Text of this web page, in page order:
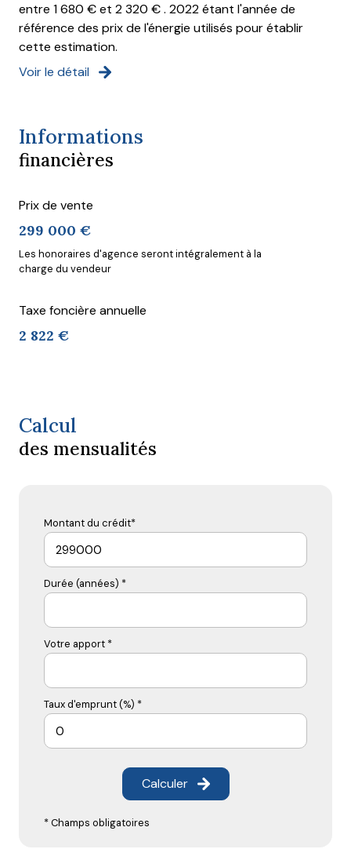
entre 1 680 € et 2 320 € . 2022 étant l'année de
référence des prix de l'énergie utilisés pour établir
cette estimation.
Voir le détail
Informations
financières
Prix de vente
299 000 €
Les honoraires d'agence seront intégralement à la
charge du vendeur
Taxe foncière annuelle
2 822 €
Calcul
des mensualités
Montant du crédit*
Durée (années) *
Votre apport *
Taux d'emprunt (%) *
Calculer
* Champs obligatoires